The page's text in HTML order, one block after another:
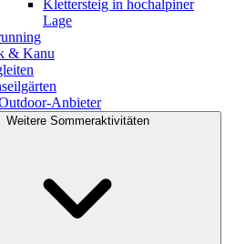
Klettersteig in hochalpiner
Lage
& Kanu
Anbieter
Weitere Sommeraktivitäten